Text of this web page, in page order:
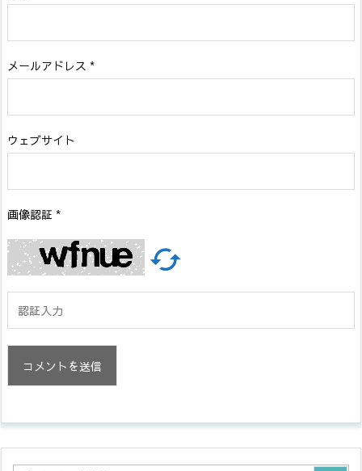
メールアドレス *
ウェブサイト
画像認証 *
